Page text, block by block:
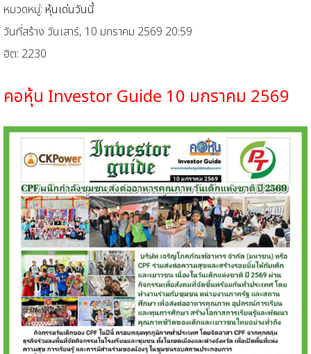
หมวดหมู่: หุ้นเด่นวันนี้
วันที่สร้าง วันเสาร์, 10 มกราคม 2569 20:59
ฮิต: 2230
คอหุ้น Investor Guide 10 มกราคม 2569